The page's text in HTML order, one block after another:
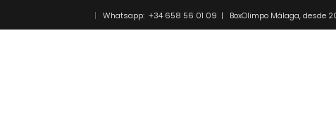
Whatsapp: +34 658 56 01 09 | BoxOlimpo Málaga, desde